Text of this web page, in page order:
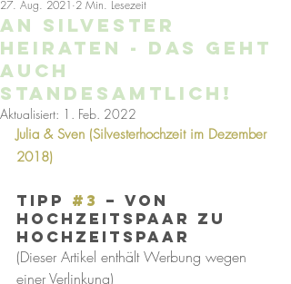
An Silvester
Heiraten - Das geht
auch
Standesamtlich!
27. Aug. 2021 2 Min. Lesezeit
Aktualisiert: 1. Feb. 2022
Julia & Sven (Silvesterhochzeit im Dezember
2018)
Tipp #3 – von
HOCHZEITSpaar zu
HOCHZEITSpaar
(Dieser Artikel enthält Werbung wegen
einer Verlinkung)